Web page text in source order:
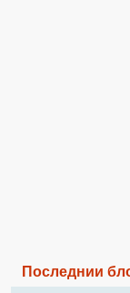
Последнии